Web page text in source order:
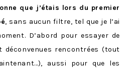
que j’étais lors du premier
, sans aucun filtre, tel que je l’ai
D’abord pour essayer de
déconvenues rencontrées (tout
aussi pour que les